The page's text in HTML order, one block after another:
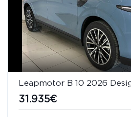
31.935€